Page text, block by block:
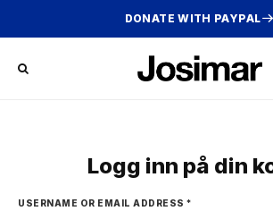
DONATE WITH PAYPAL
Logg inn på din
USERNAME OR EMAIL ADDRESS *